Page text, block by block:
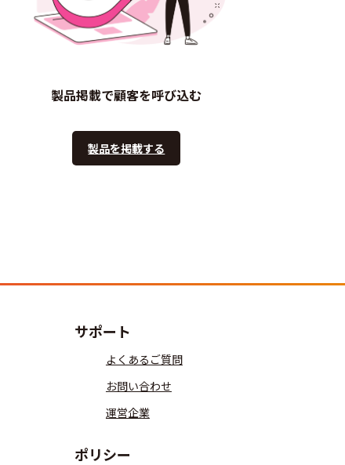
製品掲載で顧客を呼び込む
製品を掲載する
サポート
よくあるご質問
お問い合わせ
運営企業
ポリシー